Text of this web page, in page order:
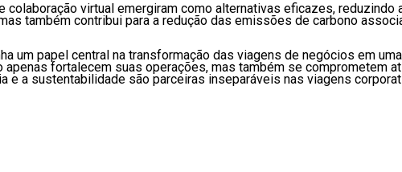
colaboração virtual emergiram como alternativas eficazes,
também contribui para a redução das emissões de carbono
um papel central na transformação das viagens de negócios em
fortalecem suas operações, mas também se comprometem
e a sustentabilidade são parceiras inseparáveis nas viagens